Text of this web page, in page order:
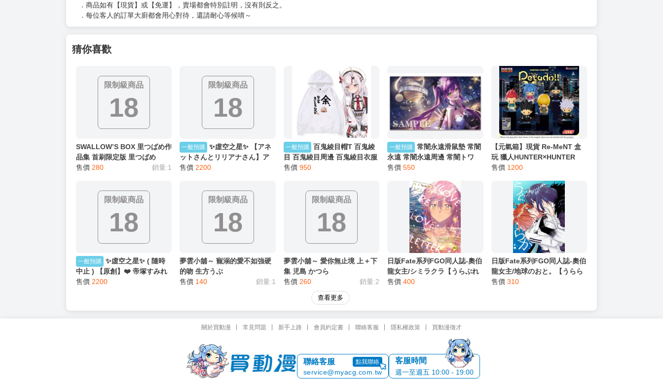
．商品如有【現貨】或【免運】，賣場都會特別註明，沒有則反之。
．每位客人的訂單大廚都會用心對待，還請耐心等候唷～
猜你喜歡
限制級商品
18
SWALLOW’S BOX 里つばめ作
品集 首刷限定版 里つばめ
售價 280 銷量:1
限制級商品
18
一般預購 ✨虛空之星✨ 【アネ
ットさんとリリアナさん】ア
ネットさん ❤️安妮特❤️ 抱枕套
售價 2200
一般預購 百鬼綾目帽T 百鬼綾
目 百鬼綾目周邊 百鬼綾目衣服
HOLOLIVE HOLOLIVE周邊
售價 950
一般預購 常闇永遠滑鼠墊 常闇
永遠 常闇永遠周邊 常闇トワ
HOLOLIVE HOLOLIVE周邊
售價 550
【元氣箱】現貨 Re-MeNT 盒
玩 獵人HUNTER×HUNTER
Petadoll 友克鑫篇 中盒全6款
售價 1200
限制級商品
18
一般預購 ✨虛空之星✨ ( 隨時
中止 ) 【原創】❤️ 帝塚すみれ
ママ❤️ 抱枕套 160X50 CM
售價 2200
限制級商品
18
夢雲小舖～ 寵溺的愛不如強硬
的吻 生方うぶ
售價 140 銷量:1
限制級商品
18
夢雲小舖～ 愛你無止境 上＋下
集 児島 かつら
售價 260 銷量:2
日版Fate系列FGO同人誌-奧伯
龍女主/シミラクラ【うらぶれ
ラブレター】
售價 400
日版Fate系列FGO同人誌-奧伯
龍女主/地球のおと。【うらら
か】
售價 310
查看更多
關於買動漫 常見問題 新手上路 會員約定書 聯絡客服 隱私權政策 買動漫徵才
聯絡客服 點我聯絡
service@myacg.com.tw
客服時間
週一至週五 10:00 - 19:00